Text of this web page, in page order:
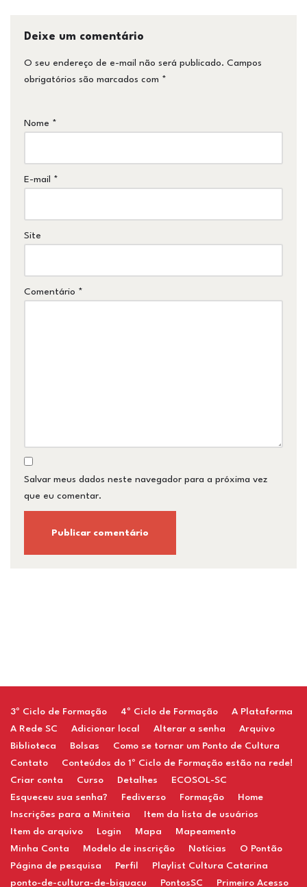
Deixe um comentário
O seu endereço de e-mail não será publicado. Campos
obrigatórios são marcados com *
Nome *
E-mail *
Site
Comentário *
Salvar meus dados neste navegador para a próxima vez
que eu comentar.
3º Ciclo de Formação 4º Ciclo de Formação
A Plataforma
A Rede SC
Adicionar local Alterar a senha
Arquivo
Biblioteca
Bolsas
Como se tornar um Ponto de Cultura
Contato
Conteúdos do 1º Ciclo de Formação estão na rede!
Criar conta
Curso Detalhes
ECOSOL-SC
Esqueceu sua senha?
Fediverso Formação
Home
Inscrições para a Miniteia
Item da lista de usuários
Item do arquivo
Login Mapa
Mapeamento
Minha Conta
Modelo de inscrição Notícias
O Pontão
Página de pesquisa
Perfil
Playlist Cultura Catarina
ponto-de-cultura-de-biguacu
PontosSC Primeiro Acesso